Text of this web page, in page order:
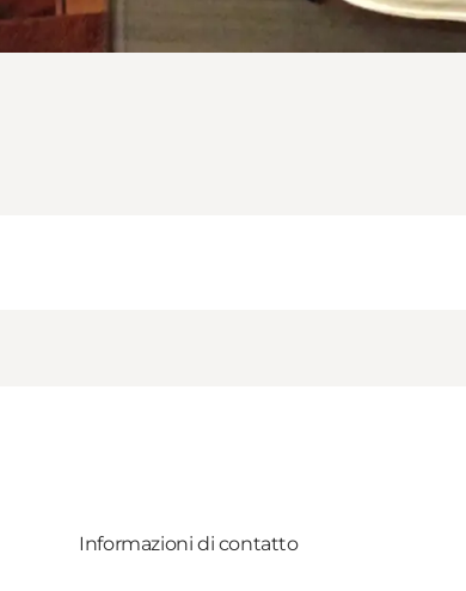
Informazioni di contatto